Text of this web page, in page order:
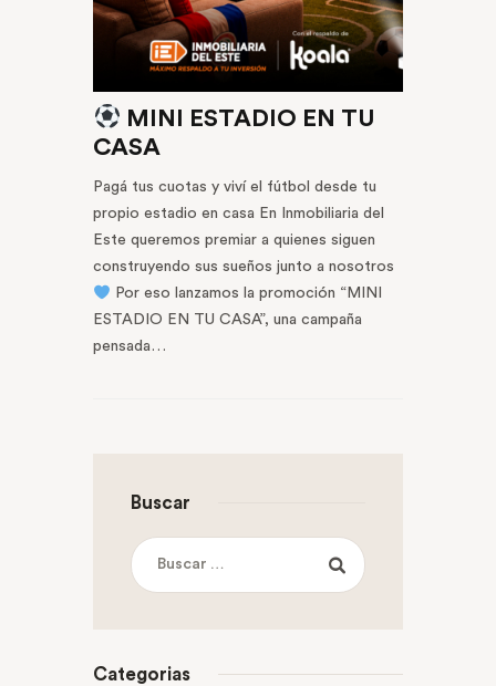
MINI ESTADIO EN TU
CASA
Pagá tus cuotas y viví el fútbol desde tu
propio estadio en casa En Inmobiliaria del
Este queremos premiar a quienes siguen
construyendo sus sueños junto a nosotros
Por eso lanzamos la promoción “MINI
ESTADIO EN TU CASA”, una campaña
pensada…
Buscar
Categorias